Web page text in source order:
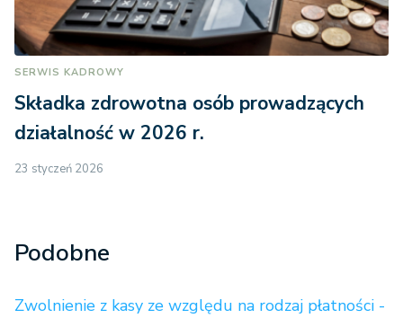
SERWIS KADROWY
Składka zdrowotna osób prowadzących
działalność w 2026 r.
23 styczeń 2026
Podobne
Zwolnienie z kasy ze względu na rodzaj płatności -